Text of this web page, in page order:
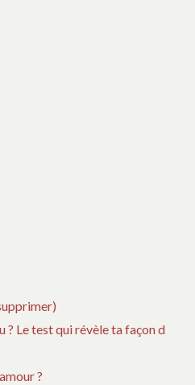
? Le test qui révèle ta façon d
?